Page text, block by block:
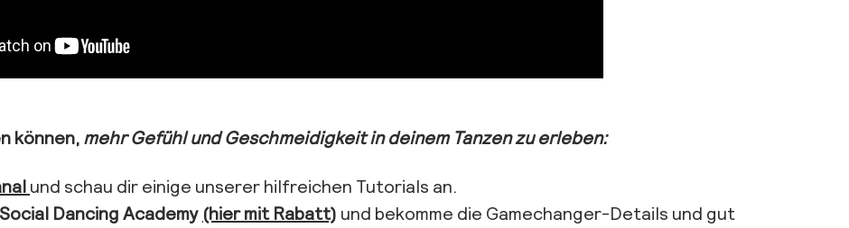
können, mehr Gefühl und Geschmeidigkeit in deinem Tanzen zu erleben:
und schau dir einige unserer hilfreichen Tutorials an.
Dancing Academy (hier mit Rabatt) und bekomme die Gamechanger-Details und gut